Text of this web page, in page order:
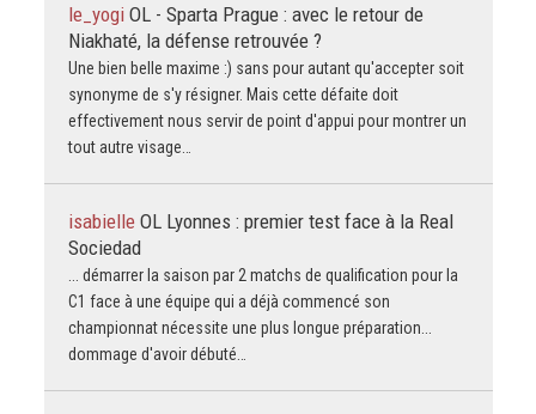
le_yogi OL - Sparta Prague : avec le retour de
Niakhaté, la défense retrouvée ?
Une bien belle maxime :) sans pour autant qu'accepter soit
synonyme de s'y résigner. Mais cette défaite doit
effectivement nous servir de point d'appui pour montrer un
tout autre visage…
isabielle OL Lyonnes : premier test face à la Real
Sociedad
... démarrer la saison par 2 matchs de qualification pour la
C1 face à une équipe qui a déjà commencé son
championnat nécessite une plus longue préparation...
dommage d'avoir débuté…